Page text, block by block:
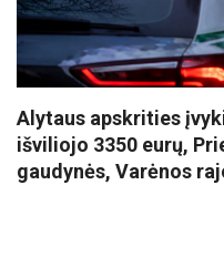
Alytaus apskrities
išviliojo 3350 eurų,
gaudynės, Varėnos